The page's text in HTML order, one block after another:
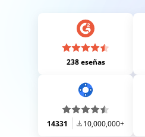
238 eseñas
14331 10,000,000+